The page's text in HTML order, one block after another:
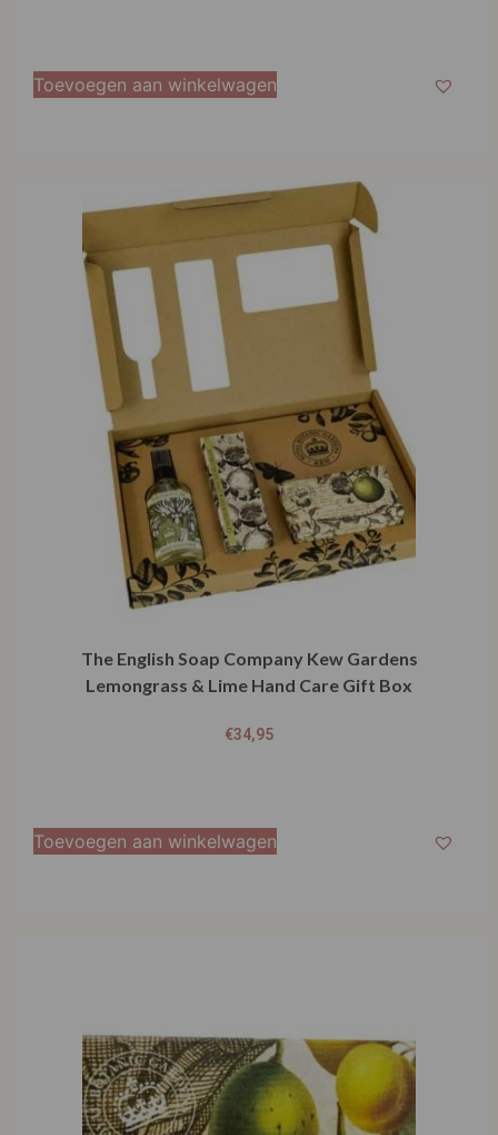
Toevoegen aan winkelwagen
The English Soap Company Kew Gardens
Lemongrass & Lime Hand Care Gift Box
€34,95
Toevoegen aan winkelwagen